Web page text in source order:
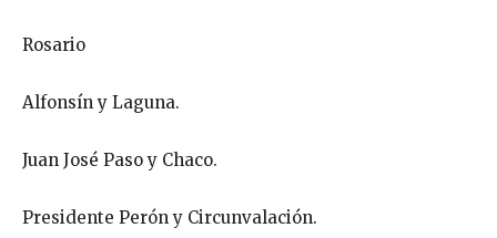
Rosario
Alfonsín y Laguna.
Juan José Paso y Chaco.
Presidente Perón y Circunvalación.